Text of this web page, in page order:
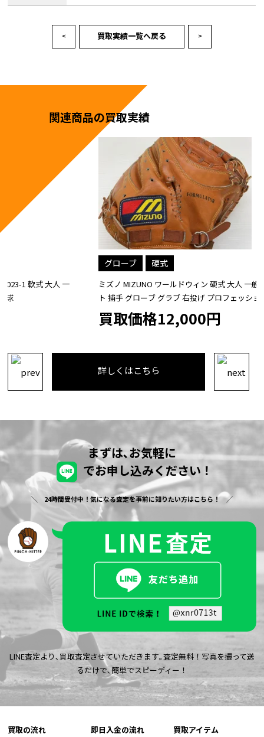
< 買取実績一覧へ戻る >
関連商品の買取実績
ミズノ MIZUNO ワールドウィン 硬式 大人 一般 キャッチャーミッ
ト 捕手 グローブ グラブ 右投げ プロフェッショナルモデル ビッグ
買取価格12,000円
詳しくはこちら
まずは､お気軽に
でお申し込みください！
24時間受付中！気になる査定を事前に知りたい方はこちら！
LINE査定より､買取査定させていただきます｡査定無料！写真を撮って送
るだけで､簡単でスピーディー！
買取の流れ 即日入金の流れ 買取アイテム